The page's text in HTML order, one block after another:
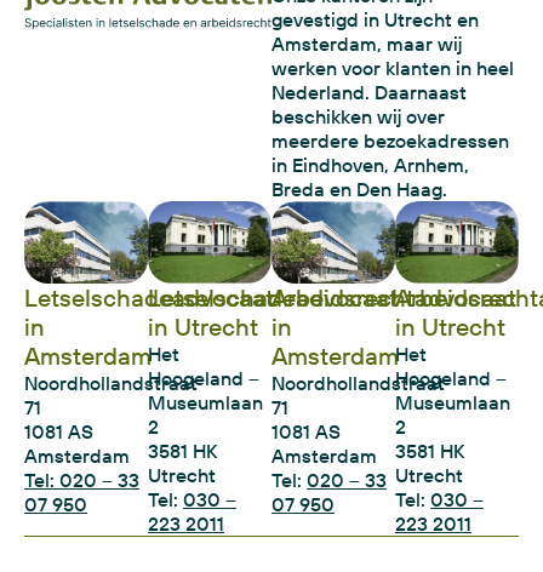
gevestigd in Utrecht en
Amsterdam, maar wij
werken voor klanten in heel
Nederland. Daarnaast
beschikken wij over
meerdere bezoekadressen
in Eindhoven, Arnhem,
Breda en Den Haag.
Letselschadeadvocaat
in
Amsterdam
Noordhollandstraat
71
1081 AS
Amsterdam
Tel: 020 – 33
07 950
Letselschadeadvocaat
in Utrecht
Het
Hoogeland –
Museumlaan
2
3581 HK
Utrecht
Tel: 030 –
223 2011
Arbeidsrechtadvocaat
in
Amsterdam
Noordhollandstraat
71
1081 AS
Amsterdam
Tel: 020 – 33
07 950
in Utrecht
Het
Hoogeland –
Museumlaan
2
3581 HK
Utrecht
Tel: 030 –
223 2011